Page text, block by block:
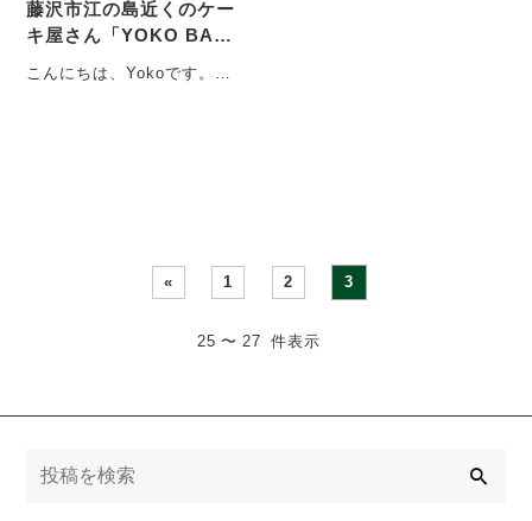
藤沢市江の島近くのケー
キ屋さん「YOKO BAK
こんにちは、Yokoです。神
« 1 2 3
25 〜 27 件表示